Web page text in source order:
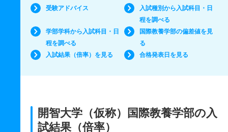
受験アドバイス
入試種別から入試科目・日
程を調べる
学部学科から入試科目・日
程を調べる
国際教養学部の偏差値を見
る
入試結果（倍率）を見る
合格発表日を見る
開智大学（仮称）国際教養学部の入
試結果（倍率）